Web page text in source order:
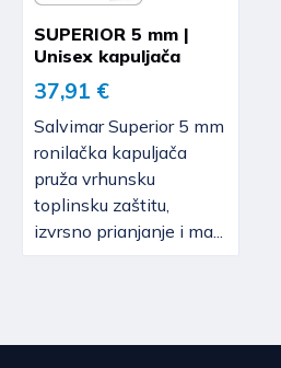
SUPERIOR 5 mm |
Unisex kapuljača
37,91 €
Salvimar Superior 5 mm
ronilačka kapuljača
pruža vrhunsku
toplinsku zaštitu,
izvrsno prianjanje i ma...